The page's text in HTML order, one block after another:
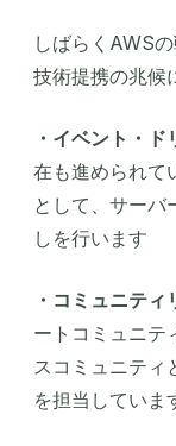
しばらくAWS
技術提携の兆候
・イベント・
在も進められて
として、サーバ
しを行います
・コミュニテ
ートコミュニテ
スコミュニティ
を担当していま